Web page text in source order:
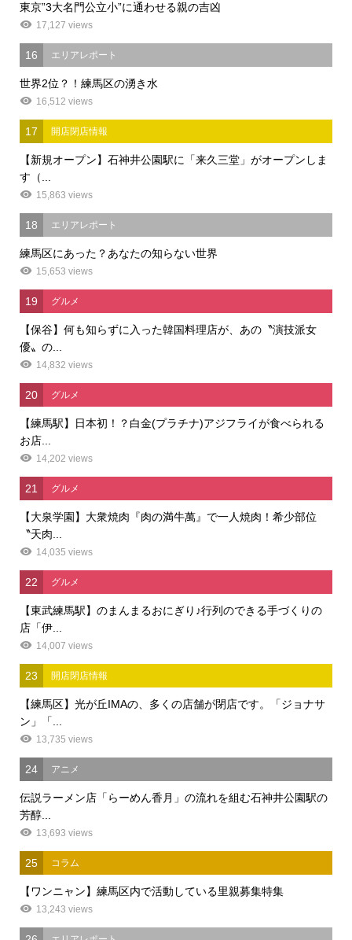
東京”3大名門公立小”に通わせる親の吉凶
17,127 views
16 エリアレポート
世界2位？！練馬区の湧き水
16,512 views
17 開店閉店情報
【新規オープン】石神井公園駅に「来久三堂」がオープンしま
す（...
15,863 views
18 エリアレポート
練馬区にあった？あなたの知らない世界
15,653 views
19 グルメ
【保谷】何も知らずに入った韓国料理店が、あの〝演技派女
優〟の...
14,832 views
20 グルメ
【練馬駅】日本初！？白金(プラチナ)アジフライが食べられる
お店...
14,202 views
21 グルメ
【大泉学園】大衆焼肉『肉の満牛萬』で一人焼肉！希少部位
〝天肉...
14,035 views
22 グルメ
【東武練馬駅】のまんまるおにぎり♪行列のできる手づくりの
店「伊...
14,007 views
23 開店閉店情報
【練馬区】光が丘IMAの、多くの店舗が閉店です。「ジョナサ
ン」「...
13,735 views
24 アニメ
伝説ラーメン店「らーめん香月」の流れを組む石神井公園駅の
芳醇...
13,693 views
25 コラム
【ワンニャン】練馬区内で活動している里親募集特集
13,243 views